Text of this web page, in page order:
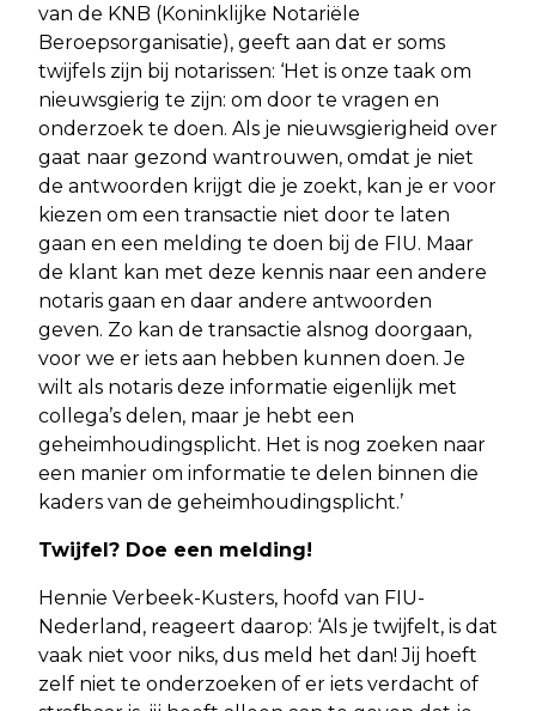
van de KNB (Koninklijke Notariële
Beroepsorganisatie), geeft aan dat er soms
twijfels zijn bij notarissen: ‘Het is onze taak om
nieuwsgierig te zijn: om door te vragen en
onderzoek te doen. Als je nieuwsgierigheid over
gaat naar gezond wantrouwen, omdat je niet
de antwoorden krijgt die je zoekt, kan je er voor
kiezen om een transactie niet door te laten
gaan en een melding te doen bij de FIU. Maar
de klant kan met deze kennis naar een andere
notaris gaan en daar andere antwoorden
geven. Zo kan de transactie alsnog doorgaan,
voor we er iets aan hebben kunnen doen. Je
wilt als notaris deze informatie eigenlijk met
collega’s delen, maar je hebt een
geheimhoudingsplicht. Het is nog zoeken naar
een manier om informatie te delen binnen die
kaders van de geheimhoudingsplicht.’
Twijfel? Doe een melding!
Hennie Verbeek-Kusters, hoofd van FIU-
Nederland, reageert daarop: ‘Als je twijfelt, is dat
vaak niet voor niks, dus meld het dan! Jij hoeft
zelf niet te onderzoeken of er iets verdacht of